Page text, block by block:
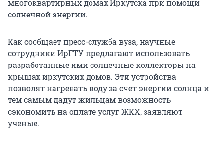
многоквартирных домах Иркутска при помощи
солнечной энергии.
Как сообщает пресс-служба вуза, научные
сотрудники ИрГТУ предлагают использовать
разработанные ими солнечные коллекторы на
крышах иркутских домов. Эти устройства
позволят нагревать воду за счет энергии солнца и
тем самым дадут жильцам возможность
сэкономить на оплате услуг ЖКХ, заявляют
ученые.